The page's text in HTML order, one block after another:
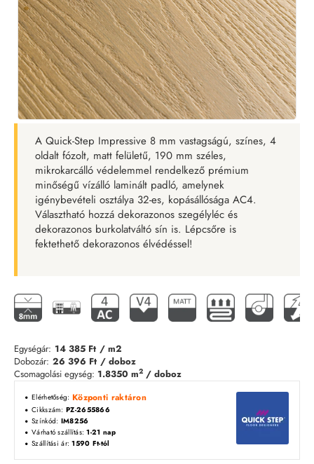
A Quick-Step Impressive 8 mm vastagságú, színes, 4
oldalt fózolt, matt felületű, 190 mm széles,
mikrokarcálló védelemmel rendelkező prémium
minőségű vízálló laminált padló, amelynek
igénybevételi osztálya 32-es, kopásállósága AC4.
Választható hozzá dekorazonos szegélyléc és
dekorazonos burkolatváltó sín is. Lépcsőre is
fektethető dekorazonos élvédéssel!
Egységár: 14 385 Ft / m2
Dobozár: 26 396 Ft / doboz
Csomagolási egység: 1.8350 m2 / doboz
Elérhetőség: Központi raktáron
Cikkszám: PZ-2655866
Színkód: IM8256
Várható szállítás: 1-21 nap
Szállítási ár: 1590 Ft-tól